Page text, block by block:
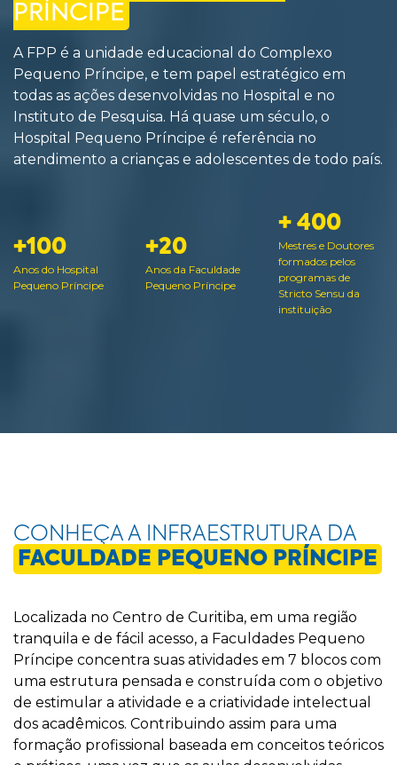
PRÍNCIPE
A FPP é a unidade educacional do Complexo
Pequeno Príncipe, e tem papel estratégico em
todas as ações desenvolvidas no Hospital e no
Instituto de Pesquisa. Há quase um século, o
Hospital Pequeno Príncipe é referência no
atendimento a crianças e adolescentes de todo país.
+100
Anos do Hospital
Pequeno Príncipe
+20
Anos da Faculdade
Pequeno Príncipe
+ 400
Mestres e Doutores
formados pelos
programas de
Stricto Sensu da
instituição
CONHEÇA A INFRAESTRUTURA DA
FACULDADE PEQUENO PRÍNCIPE
Localizada no Centro de Curitiba, em uma região
tranquila e de fácil acesso, a Faculdades Pequeno
Príncipe concentra suas atividades em 7 blocos com
uma estrutura pensada e construída com o objetivo
de estimular a atividade e a criatividade intelectual
dos acadêmicos. Contribuindo assim para uma
formação profissional baseada em conceitos teóricos